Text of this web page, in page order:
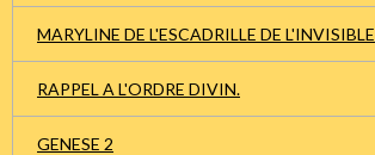
MARYLINE DE L'ESCADRILLE DE L'INVISIBLE
RAPPEL A L'ORDRE DIVIN.
GENESE 2